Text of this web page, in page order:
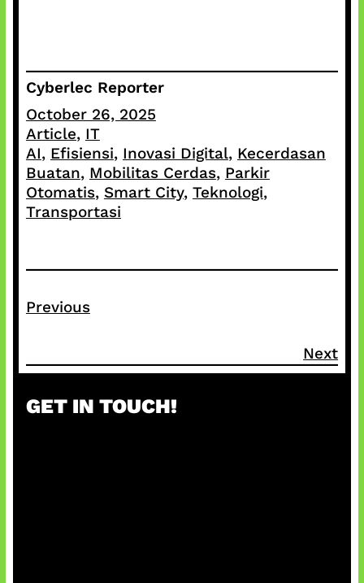
Cyberlec Reporter
October 26, 2025
Article, IT
AI, Efisiensi, Inovasi Digital, Kecerdasan
Buatan, Mobilitas Cerdas, Parkir
Otomatis, Smart City, Teknologi ,
Transportasi
Previous
Next
GET IN TOUCH!